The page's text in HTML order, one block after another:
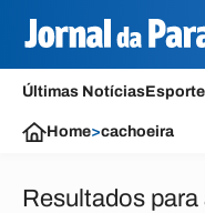
Últimas Notícias
Home>cachoeira
Resultados para